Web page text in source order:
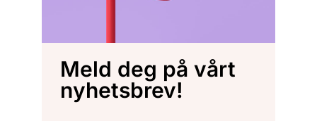
Meld deg på vårt
nyhetsbrev!